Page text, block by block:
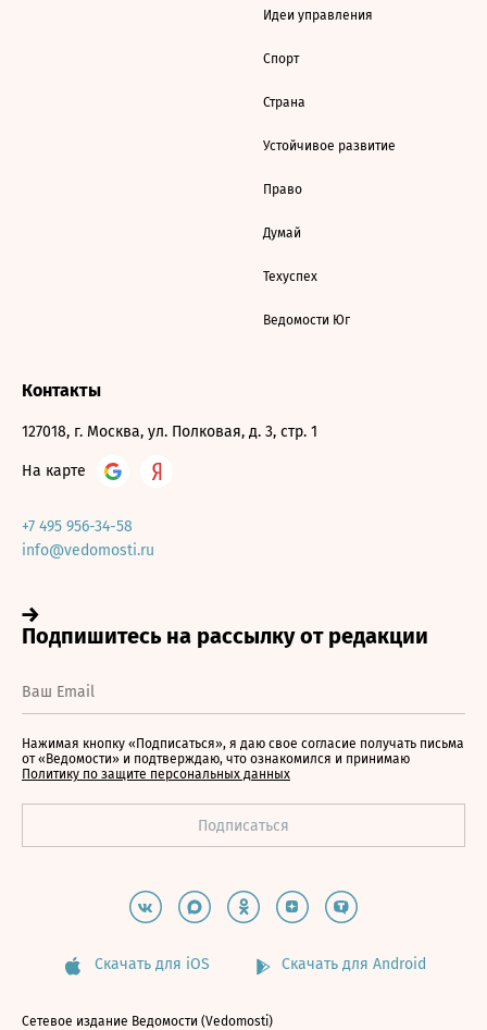
Идеи управления
Спорт
Страна
Устойчивое развитие
Право
Думай
Техуспех
Ведомости Юг
Контакты
127018, г. Москва, ул. Полковая, д. 3, стр. 1
На карте
+7 495 956-34-58
info@vedomosti.ru
Нажимая кнопку «Подписаться», я даю свое согласие получать письма
от «Ведомости» и подтверждаю, что ознакомился и принимаю
Политику по защите персональных данных
Скачать для iOS Скачать для Android
Сетевое издание Ведомости (Vedomosti)